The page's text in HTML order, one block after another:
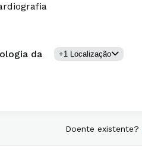
da
+1 Localização
Doente existente?